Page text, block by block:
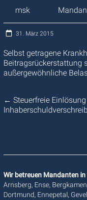
msk
31. März 2015
Selbst getragene
Beitragsrückerstattung
außergewöhnliche
← Steuerfreie
Wir betreuen Mandanten in
Arnsberg, Ense,
Dortmund, Ennepetal,